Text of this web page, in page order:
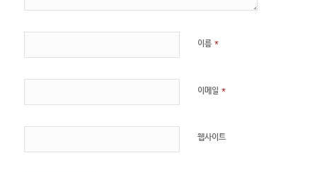
이름 *
이메일 *
웹사이트